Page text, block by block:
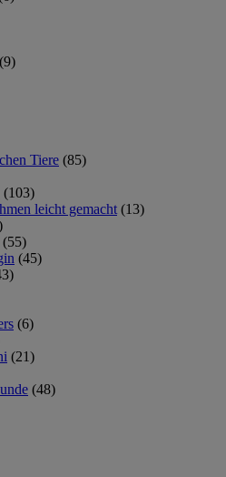
(9)
Tiere (85)
(103)
leicht gemacht (13)
(55)
(45)
(6)
(21)
(48)